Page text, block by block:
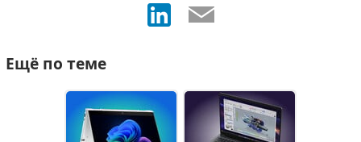
Ещё по теме